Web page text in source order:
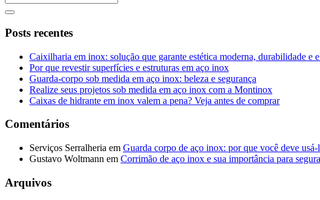
Posts recentes
Caixilharia em inox: solução que garante estética moderna, durabilidade e
Por que revestir superfícies e estruturas em aço inox
Guarda-corpo sob medida em aço inox: beleza e segurança
Realize seus projetos sob medida em aço inox com a Montinox
Caixas de hidrante em inox valem a pena? Veja antes de comprar
Comentários
Serviços Serralheria em Guarda corpo de aço inox: por que você deve usá-
Gustavo Woltmann em Corrimão de aço inox e sua importância para
Arquivos